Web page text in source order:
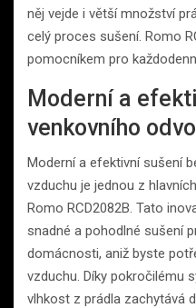
něj vejde i větší množství
celý proces sušení. Romo
pomocníkem pro
Moderní a
venkovního
Moderní a efektivní sušení
vzduchu je jednou z
Romo RCD2082B. Tato
snadné a pohodlné sušení
domácnosti, aniž byste
vzduchu. Díky pokročilému
vlhkost z prádla zachytává